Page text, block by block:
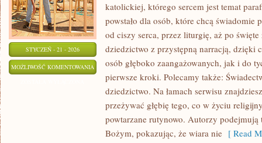
STYCZEŃ - 21 - 2026
MOŻLIWOŚĆ KOMENTOWANIA ŻYCIORYSY
ŚWIĘTYCH
katolickiej, którego sercem jest temat
powstało dla osób, które chcą świadomie
od ciszy serca, przez liturgię, aż po święte
dziedzictwo z przystępną narracją, dzięki
osób głęboko zaangażowanych, jak i do
pierwsze kroki. Polecamy także:
dziedzictwo. Na łamach serwisu
przeżywać głębię tego, co w życiu
powtarzane rutynowo. Autorzy podejmują
Bożym, pokazując, że wiara nie [ Read